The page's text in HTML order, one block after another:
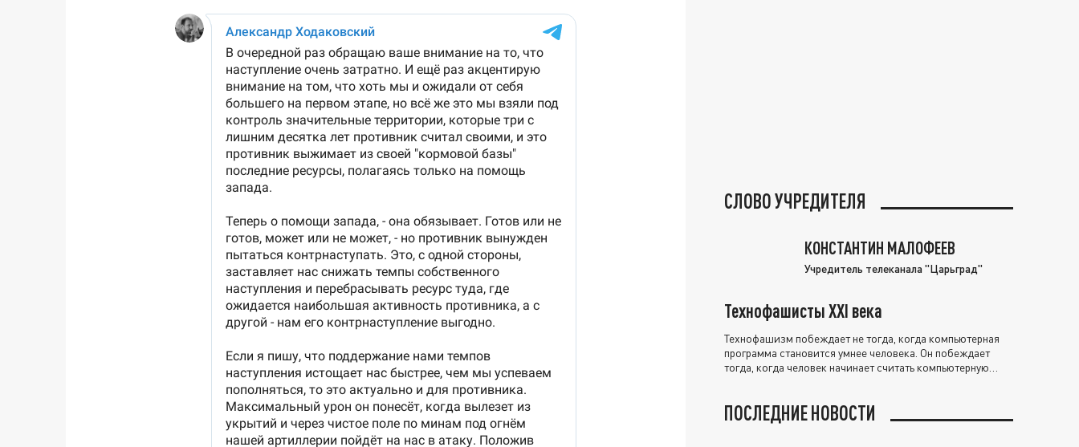
СЛОВО УЧРЕДИТЕЛЯ
КОНСТАНТИН МАЛОФЕЕВ
Учредитель телеканала "Царьград"
Технофашисты XXI века
Технофашизм побеждает не тогда, когда компьютерная
программа становится умнее человека. Он побеждает
тогда, когда человек начинает считать компьютерную
ПОСЛЕДНИЕ НОВОСТИ